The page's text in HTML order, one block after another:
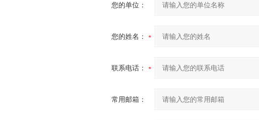
您的单位：
您的姓名：
联系电话：
常用邮箱：